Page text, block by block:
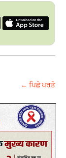
← ਪਿਛੇ ਪਰਤੋ